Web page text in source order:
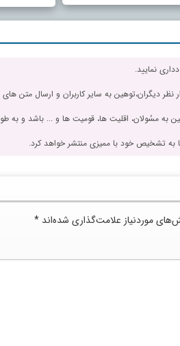
نمایید.
نظر دیگران،توهین به سایر کاربران و ارسال متن
به مسٔولان، اقلیت ها، قومیت ها و ... باشد و به
به تشخیص خود با ممیزی منتشر خواهد کرد.
موردنیاز علامت‌گذاری شده‌اند *